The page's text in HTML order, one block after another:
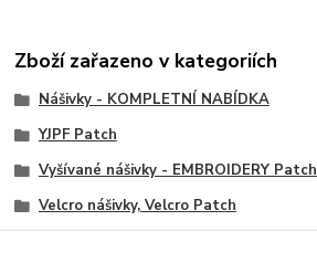
Zboží zařazeno v kategoriích
Nášivky - KOMPLETNÍ NABÍDKA
YJPF Patch
Vyšívané nášivky - EMBROIDERY Patch
Velcro nášivky, Velcro Patch